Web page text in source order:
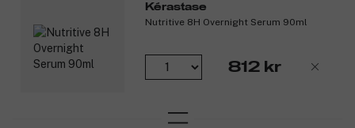
Kérastase
Nutritive 8H Overnight Serum 90ml
812 kr